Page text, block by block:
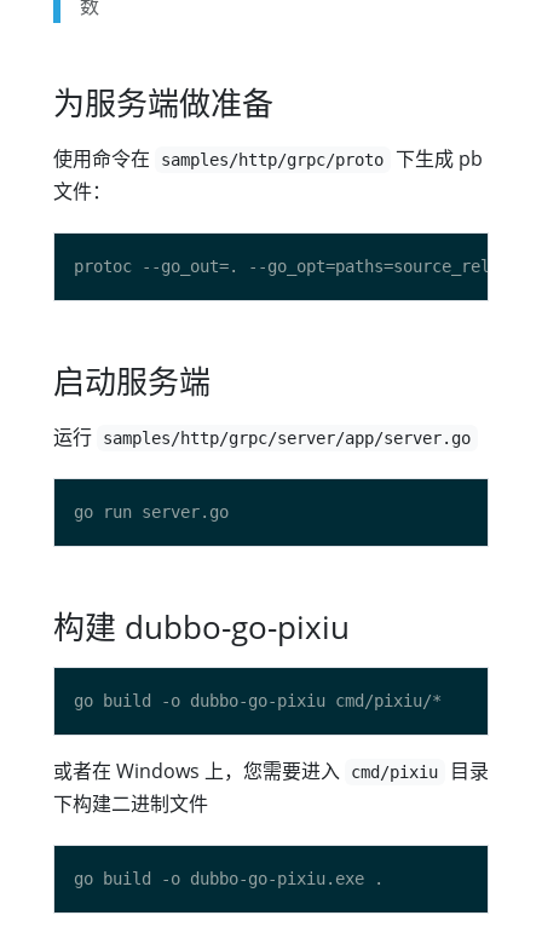
数
为服务端做准备
使用命令在 samples/http/grpc/proto
下生成 pb
文件：
启动服务端
运行 samples/http/grpc/server/app/server.go
构建 dubbo-go-pixiu
或者在 Windows 上，您需要进入 cmd/pixiu
目录
下构建二进制文件